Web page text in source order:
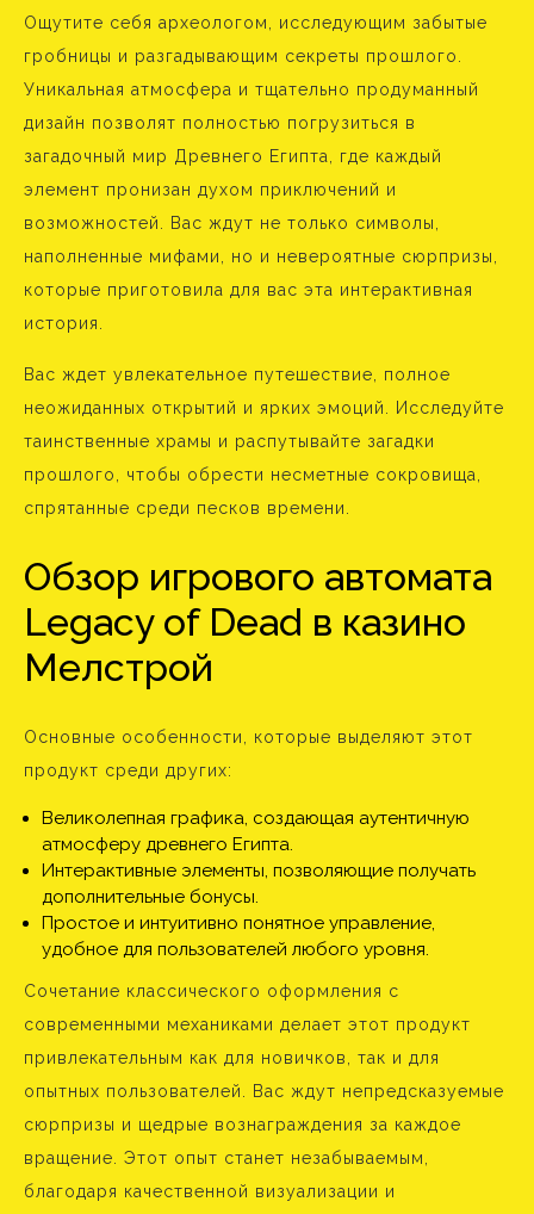
Ощутите себя археологом, исследующим забытые
гробницы и разгадывающим секреты прошлого.
Уникальная атмосфера и тщательно продуманный
дизайн позволят полностью погрузиться в
загадочный мир Древнего Египта, где каждый
элемент пронизан духом приключений и
возможностей. Вас ждут не только символы,
наполненные мифами, но и невероятные сюрпризы,
которые приготовила для вас эта интерактивная
история.
Вас ждет увлекательное путешествие, полное
неожиданных открытий и ярких эмоций. Исследуйте
таинственные храмы и распутывайте загадки
прошлого, чтобы обрести несметные сокровища,
спрятанные среди песков времени.
Обзор игрового автомата
Legacy of Dead в казино
Мелстрой
Основные особенности, которые выделяют этот
продукт среди других:
Великолепная графика, создающая аутентичную
атмосферу древнего Египта.
Интерактивные элементы, позволяющие получать
дополнительные бонусы.
Простое и интуитивно понятное управление,
удобное для пользователей любого уровня.
Сочетание классического оформления с
современными механиками делает этот продукт
привлекательным как для новичков, так и для
опытных пользователей. Вас ждут непредсказуемые
сюрпризы и щедрые вознаграждения за каждое
вращение. Этот опыт станет незабываемым,
благодаря качественной визуализации и